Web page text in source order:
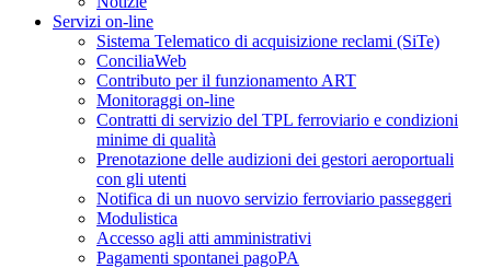
Servizi on-line
Sistema Telematico di acquisizione reclami (SiTe)
ConciliaWeb
Contributo per il funzionamento ART
Monitoraggi on-line
Contratti di servizio del TPL ferroviario e condizioni
minime di qualità
Prenotazione delle audizioni dei gestori aeroportuali
con gli utenti
Notifica di un nuovo servizio ferroviario passeggeri
Modulistica
Accesso agli atti amministrativi
Pagamenti spontanei pagoPA